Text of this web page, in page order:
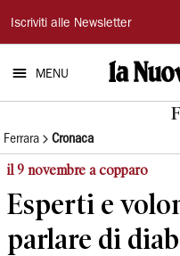
La
Nuova
Ferrara
Iscriviti alle Newsletter
MENU
Ferrara Cronaca
il 9 novembre a copparo
Esperti e
parlare di